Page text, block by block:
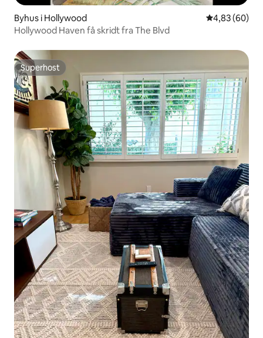
Byhus i Hollywood 4,83 ud af 5 i
4,83 (60)
Hollywood Haven få skridt fra The Blvd
Superhost
Superhost